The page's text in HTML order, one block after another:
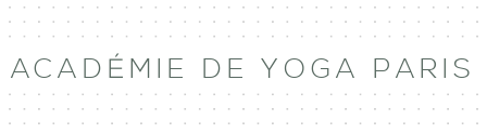
ACADÉMIE DE YOGA PARIS